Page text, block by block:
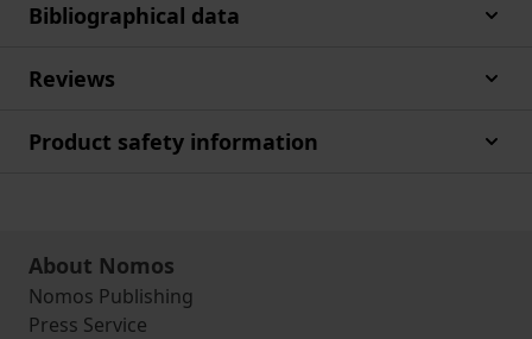
Bibliographical data
Reviews
Product safety information
About Nomos
Nomos Publishing
Press Service